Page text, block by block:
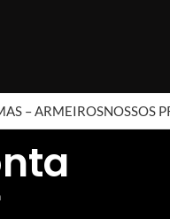
– ARMEIROSNOSSOS